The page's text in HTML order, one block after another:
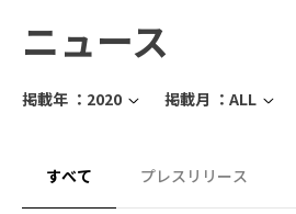
ニュース
掲載年 ： 2020 掲載月 ： ALL
すべて プレスリリース